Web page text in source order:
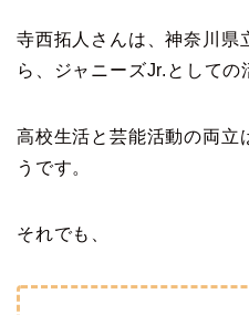
寺西拓人さんは、神奈川県
ら、ジャニーズJr.としての
高校生活と芸能活動の両立
うです。
それでも、